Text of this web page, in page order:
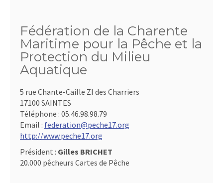
Fédération de la Charente
Maritime pour la Pêche et la
Protection du Milieu
Aquatique
5 rue Chante-Caille ZI des Charriers
17100 SAINTES
Téléphone : 05.46.98.98.79
Email : federation@peche17.org
http://www.peche17.org
Président : Gilles BRICHET
20.000 pêcheurs Cartes de Pêche